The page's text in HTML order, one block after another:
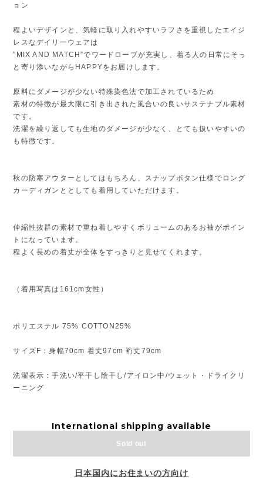
ョン
程よいデザインと、気軽に取り入れやすいラフさを重視したエイジ
レスなデイリーウェアは
”MIX AND MATCH”でワードローブが充実し、着る人の日常にそっ
と寄り添いながらHAPPYをお届けします。
原料にダメージが少ない特殊染色法で加工されているため
素材の特徴が最大限に引き出された風合いの良いサステナブル素材
です。
洗濯を繰り返しても生地のダメージが少なく、とても扱いやすいの
も特徴です。
秋の防寒アウターとしてはもちろん、スナップボタン仕様でロング
カーディガンととしても着用していただけます。
伸縮性抜群の素材で重ね着しやすくボリュームのあるお袖がポイン
トになっています。
程よく長めの着丈が全体をすっきりと見せてくれます。
（着用写真は161cm女性）
ポリエステル 75% COTTON25%
サイズF：身幅70cm 着丈97cm 裄丈79cm
洗濯表示：手洗い/平干し陰干し/アイロン中/ウェット・ドライクリ
ーニング
International shipping available
Sold out
日本国内にお住まいの方向け